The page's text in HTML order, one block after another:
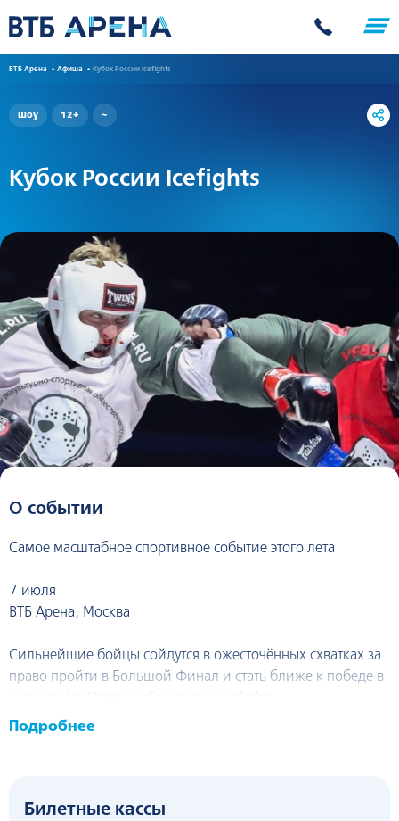
ВТБ Арена Афиша Кубок России Icefights
Шоу 12+ ~
Кубок России Icefights
О событии
Самое масштабное спортивное событие этого лета
7 июля
ВТБ Арена, Москва
Сильнейшие бойцы сойдутся в ожесточённых схватках за
право пройти в Большой Финал и стать ближе к победе в
Турнире OLIMPBET Кубок России Icefights
Беспощадные противостояния с участием непобеждённых
Бой с участием Белорусского ниндзя Артёма Павлова
Подробнее
Билетные кассы